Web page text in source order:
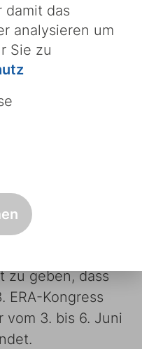
Kongress 2026
zu geben, dass
ERA-Kongress
vom 3. bis 6. Juni
damit das
analysieren um
Sie zu